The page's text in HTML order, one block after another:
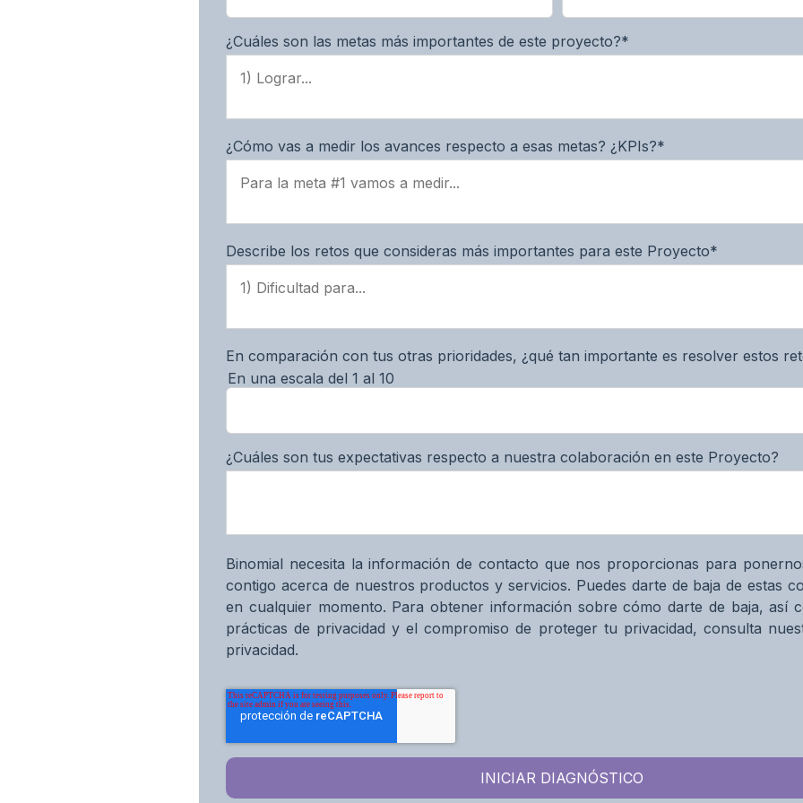
¿Cuáles son las metas más importantes de este proyecto?*
¿Cómo vas a medir los avances respecto a esas metas? ¿KPIs?*
Describe los retos que consideras más importantes para este Proyecto*
En comparación con tus otras prioridades, ¿qué tan importante es resolver estos
En una escala del 1 al 10
¿Cuáles son tus expectativas respecto a nuestra colaboración en este Proyecto?
Binomial necesita la información de contacto que nos proporcionas para
contigo acerca de nuestros productos y servicios. Puedes darte de baja de estas
en cualquier momento. Para obtener información sobre cómo darte de baja, así
prácticas de privacidad y el compromiso de proteger tu privacidad, consulta
privacidad.